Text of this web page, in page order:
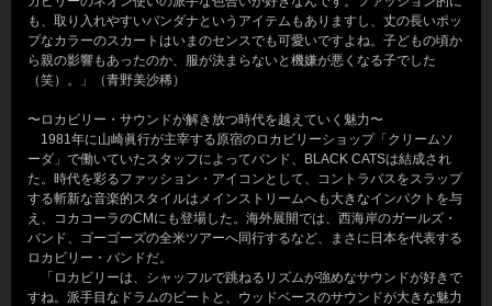
も、取り入れやすいバンダナというアイテムもありますし、丈の長いポッ
プなカラーのスカートはいまのセンスでも可愛いですよね。子どもの頃か
ら親の影響もあったのか、服が決まらないと機嫌が悪くなる子でした
（笑）。」（青野美沙稀）
〜ロカビリー・サウンドが解き放つ時代を越えていく魅力〜
1981年に山崎眞行が主宰する原宿のロカビリーショップ「クリームソ
ーダ」で働いていたスタッフによってバンド、BLACK CATSは結成され
た。時代を彩るファッション・アイコンとして、コントラバスをスラップ
する斬新な音楽的スタイルはメインストリームへも大きなインパクトを与
え、コカコーラのCMにも登場した。海外展開では、西海岸のガールズ・
バンド、ゴーゴーズの全米ツアーへ同行するなど、まさに日本を代表する
ロカビリー・バンドだ。
「ロカビリーは、シャッフルで跳ねるリズムが強めなサウンドが好きで
すね。派手目なドラムのビートと、ウッドベースのサウンドが大きな魅力